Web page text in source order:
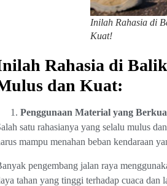
Inilah Rahasia di
Kuat!
Rahasia di
dan Kuat:
Penggunaan Material yang
satu rahasianya yang selalu mulus
mampu menahan beban kendaraan
pengembang jalan raya
tahan yang tinggi terhadap cuaca